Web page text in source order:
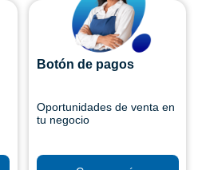
Botón de pagos
Oportunidades de venta en
tu negocio